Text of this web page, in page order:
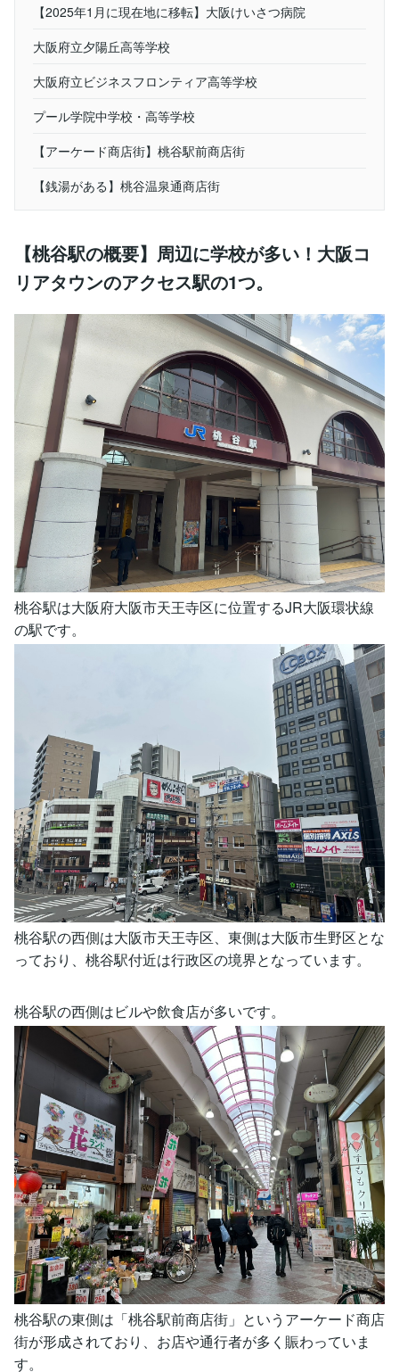
【2025年1月に現在地に移転】大阪けいさつ病院
大阪府立夕陽丘高等学校
大阪府立ビジネスフロンティア高等学校
プール学院中学校・高等学校
【アーケード商店街】桃谷駅前商店街
【銭湯がある】桃谷温泉通商店街
【桃谷駅の概要】周辺に学校が多い！大阪コ
リアタウンのアクセス駅の1つ。
桃谷駅は大阪府大阪市天王寺区に位置するJR大阪環状線
の駅です。
桃谷駅の西側は大阪市天王寺区、東側は大阪市生野区とな
っており、桃谷駅付近は行政区の境界となっています。
桃谷駅の西側はビルや飲食店が多いです。
桃谷駅の東側は「桃谷駅前商店街」というアーケード商店
街が形成されており、お店や通行者が多く賑わっていま
す。